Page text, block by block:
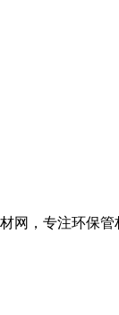
网，专注环保管